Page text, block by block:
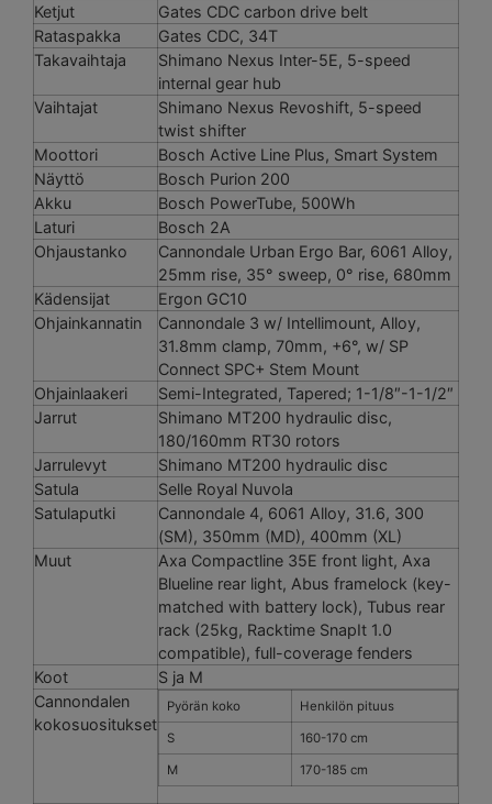
Ketjut
Gates CDC carbon drive belt
Rataspakka
Gates CDC, 34T
Takavaihtaja
Shimano Nexus Inter-5E, 5-speed
internal gear hub
Vaihtajat
Shimano Nexus Revoshift, 5-speed
twist shifter
Moottori
Bosch Active Line Plus, Smart System
Näyttö
Bosch Purion 200
Akku
Bosch PowerTube, 500Wh
Laturi
Bosch 2A
Ohjaustanko
Cannondale Urban Ergo Bar, 6061 Alloy,
25mm rise, 35° sweep, 0° rise, 680mm
Kädensijat
Ergon GC10
Ohjainkannatin
Cannondale 3 w/ Intellimount, Alloy,
31.8mm clamp, 70mm, +6°, w/ SP
Connect SPC+ Stem Mount
Ohjainlaakeri
Semi-Integrated, Tapered; 1-1/8″-1-1/2″
Jarrut
Shimano MT200 hydraulic disc,
180/160mm RT30 rotors
Jarrulevyt
Shimano MT200 hydraulic disc
Satula
Selle Royal Nuvola
Satulaputki
Cannondale 4, 6061 Alloy, 31.6, 300
(SM), 350mm (MD), 400mm (XL)
Muut
Axa Compactline 35E front light, Axa
Blueline rear light, Abus framelock (key-
matched with battery lock), Tubus rear
rack (25kg, Racktime SnapIt 1.0
compatible), full-coverage fenders
Koot
S ja M
Cannondalen
kokosuositukset
Pyörän koko Henkilön pituus
S 160-170 cm
M 170-185 cm